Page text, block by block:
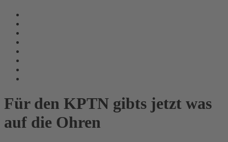
Für den KPTN gibts jetzt was
auf die Ohren